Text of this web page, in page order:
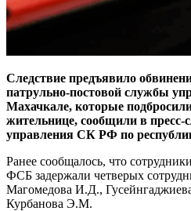
Следствие предъявило
патрульно-постовой службы
Махачкале, которые
жительнице, сообщили в пресс-
управления СК РФ по
Ранее сообщалось, что
ФСБ задержали четверых
Магомедова И.Д.,
Курбанова Э.М.